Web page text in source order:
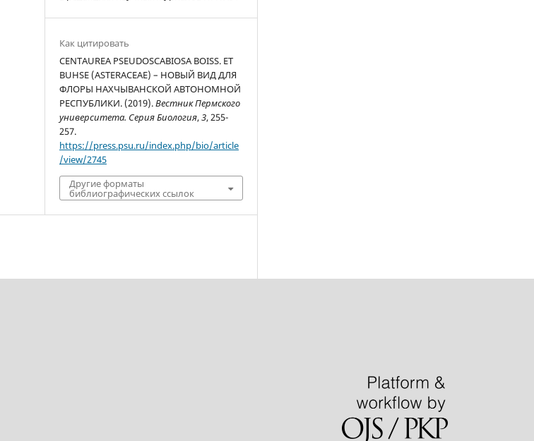
Как цитировать
CENTAUREA PSEUDOSCABIOSA BOISS. ET
BUHSE (ASTERACEAE) – НОВЫЙ ВИД ДЛЯ
ФЛОРЫ НАХЧЫВАНСКОЙ АВТОНОМНОЙ
РЕСПУБЛИКИ. (2019).Вестник Пермского
университета. Серия Биология,3, 255-
257.
https://press.psu.ru/index.php/bio/article
/view/2745
Другие форматы
библиографических ссылок